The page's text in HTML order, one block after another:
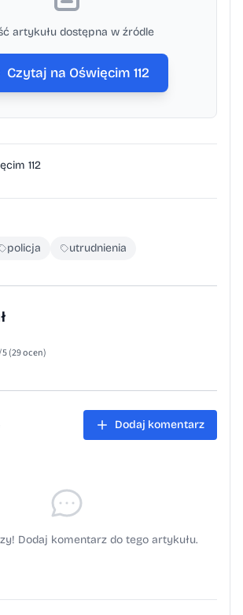
artykułu dostępna w źródle
Czytaj na Oświęcim 112
112
policja utrudnienia
(29 ocen)
Dodaj komentarz
Dodaj komentarz do tego artykułu.